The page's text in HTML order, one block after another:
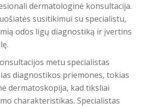
dermatologinė konsultacija.
susitikimui su specialistu,
odos ligų diagnostiką ir įvertins
metu specialistas
diagnostikos priemones, tokias
dermatoskopija, kad tiksliai
charakteristikas. Specialistas